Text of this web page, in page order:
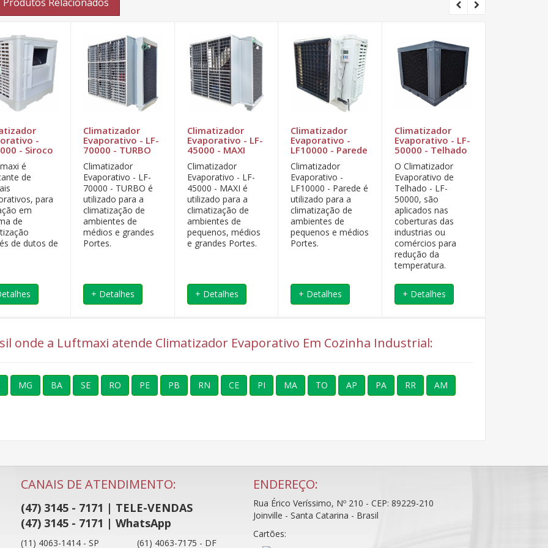
Produtos Relacionados
-
- Siroco
é
de
para
em
de
de dutos de
Climatizador
Evaporativo - LF-
70000 - TURBO
Climatizador
Evaporativo - LF-
70000 - TURBO é
utilizado para a
climatização de
ambientes de
médios e grandes
Portes.
+ Detalhes
Climatizador
Evaporativo - LF-
45000 - MAXI
Climatizador
Evaporativo - LF-
45000 - MAXI é
utilizado para a
climatização de
ambientes de
pequenos, médios
e grandes Portes.
+ Detalhes
Climatizador
Evaporativo -
LF10000 - Parede
Climatizador
Evaporativo -
LF10000 - Parede é
utilizado para a
climatização de
ambientes de
pequenos e médios
Portes.
+ Detalhes
Climatizador
Evaporativo - LF-
50000 - Telhado
O Climatizador
Evaporativo de
Telhado - LF-
50000, são
aplicados nas
coberturas das
industrias ou
comércios para
redução da
temperatura.
+ Detalhes
onde a Luftmaxi atende Climatizador Evaporativo Em Cozinha Industrial:
MG BA SE RO PE PB RN CE PI MA TO AP PA RR AM
CANAIS DE ATENDIMENTO:
(47) 3145 - 7171 | TELE-VENDAS
(47) 3145 - 7171 | WhatsApp
(11) 4063-1414 - SP (61) 4063-7175 - DF
ENDEREÇO:
Rua Érico Veríssimo, Nº 210 - CEP: 89229-210
Joinville - Santa Catarina - Brasil
Cartões: